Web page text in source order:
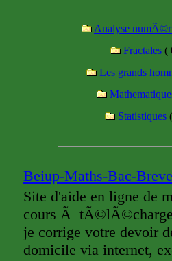
Analyse
Fractales (
Les grands
Statistiques
Beiup-Maths-Bac-
Site d'aide en ligne de
cours Ã
je corrige votre devoir
domicile via internet,